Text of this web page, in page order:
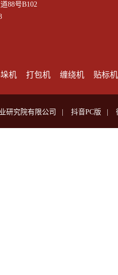
88号B102
机 打包机 缠绕机 贴标机
研究院有限公司 抖音PC版